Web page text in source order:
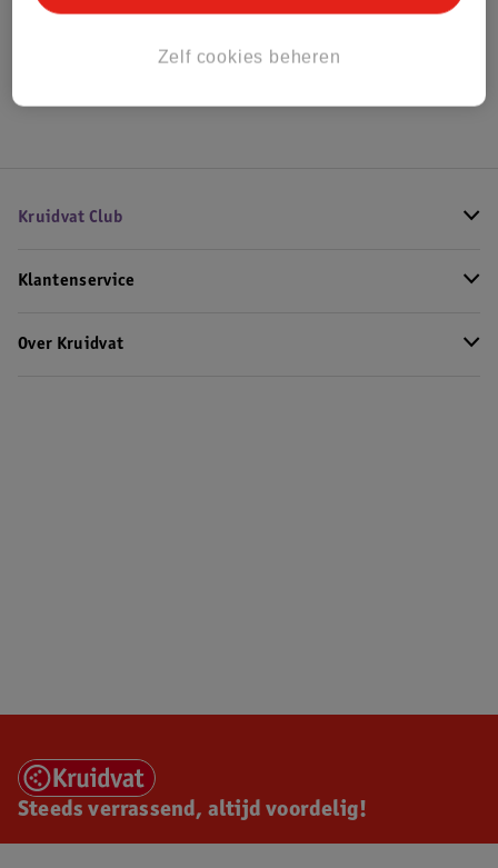
Kruidvat Club
Klantenservice
Over Kruidvat
Steeds verrassend, altijd voordelig!
Zelf cookies beheren